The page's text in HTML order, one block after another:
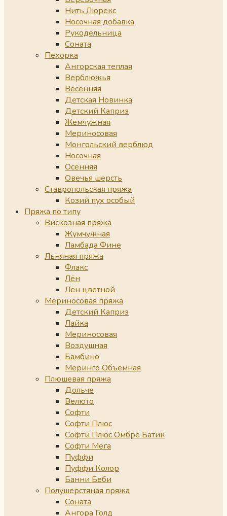
Нить Люрекс
Носочная добавка
Рукодельница
Соната
Пехорка
Ангорская теплая
Верблюжья
Весенняя
Детская Новинка
Детский Каприз
Жемчужная
Мериносовая
Монгольский верблюд
Носочная
Осенняя
Овечья шерсть
Ставропольская пряжа
Козий пух особый
Пряжа по типу
Вискозная пряжа
Жумчужная
Ламбада Фине
Льняная пряжа
Флакс
Лён
Лён цветной
Мериносовая пряжа
Детский Каприз
Лайка
Мериносовая
Воздушная
Бамбино
Меринго Объемная
Плюшевая пряжа
Дольче
Велюто
Софти
Софти Плюс
Софти Плюс Омбре Батик
Софти Мега
Пуффи
Пуффи Колор
Банни Беби
Полушерстяная пряжа
Соната
Ангора Голд